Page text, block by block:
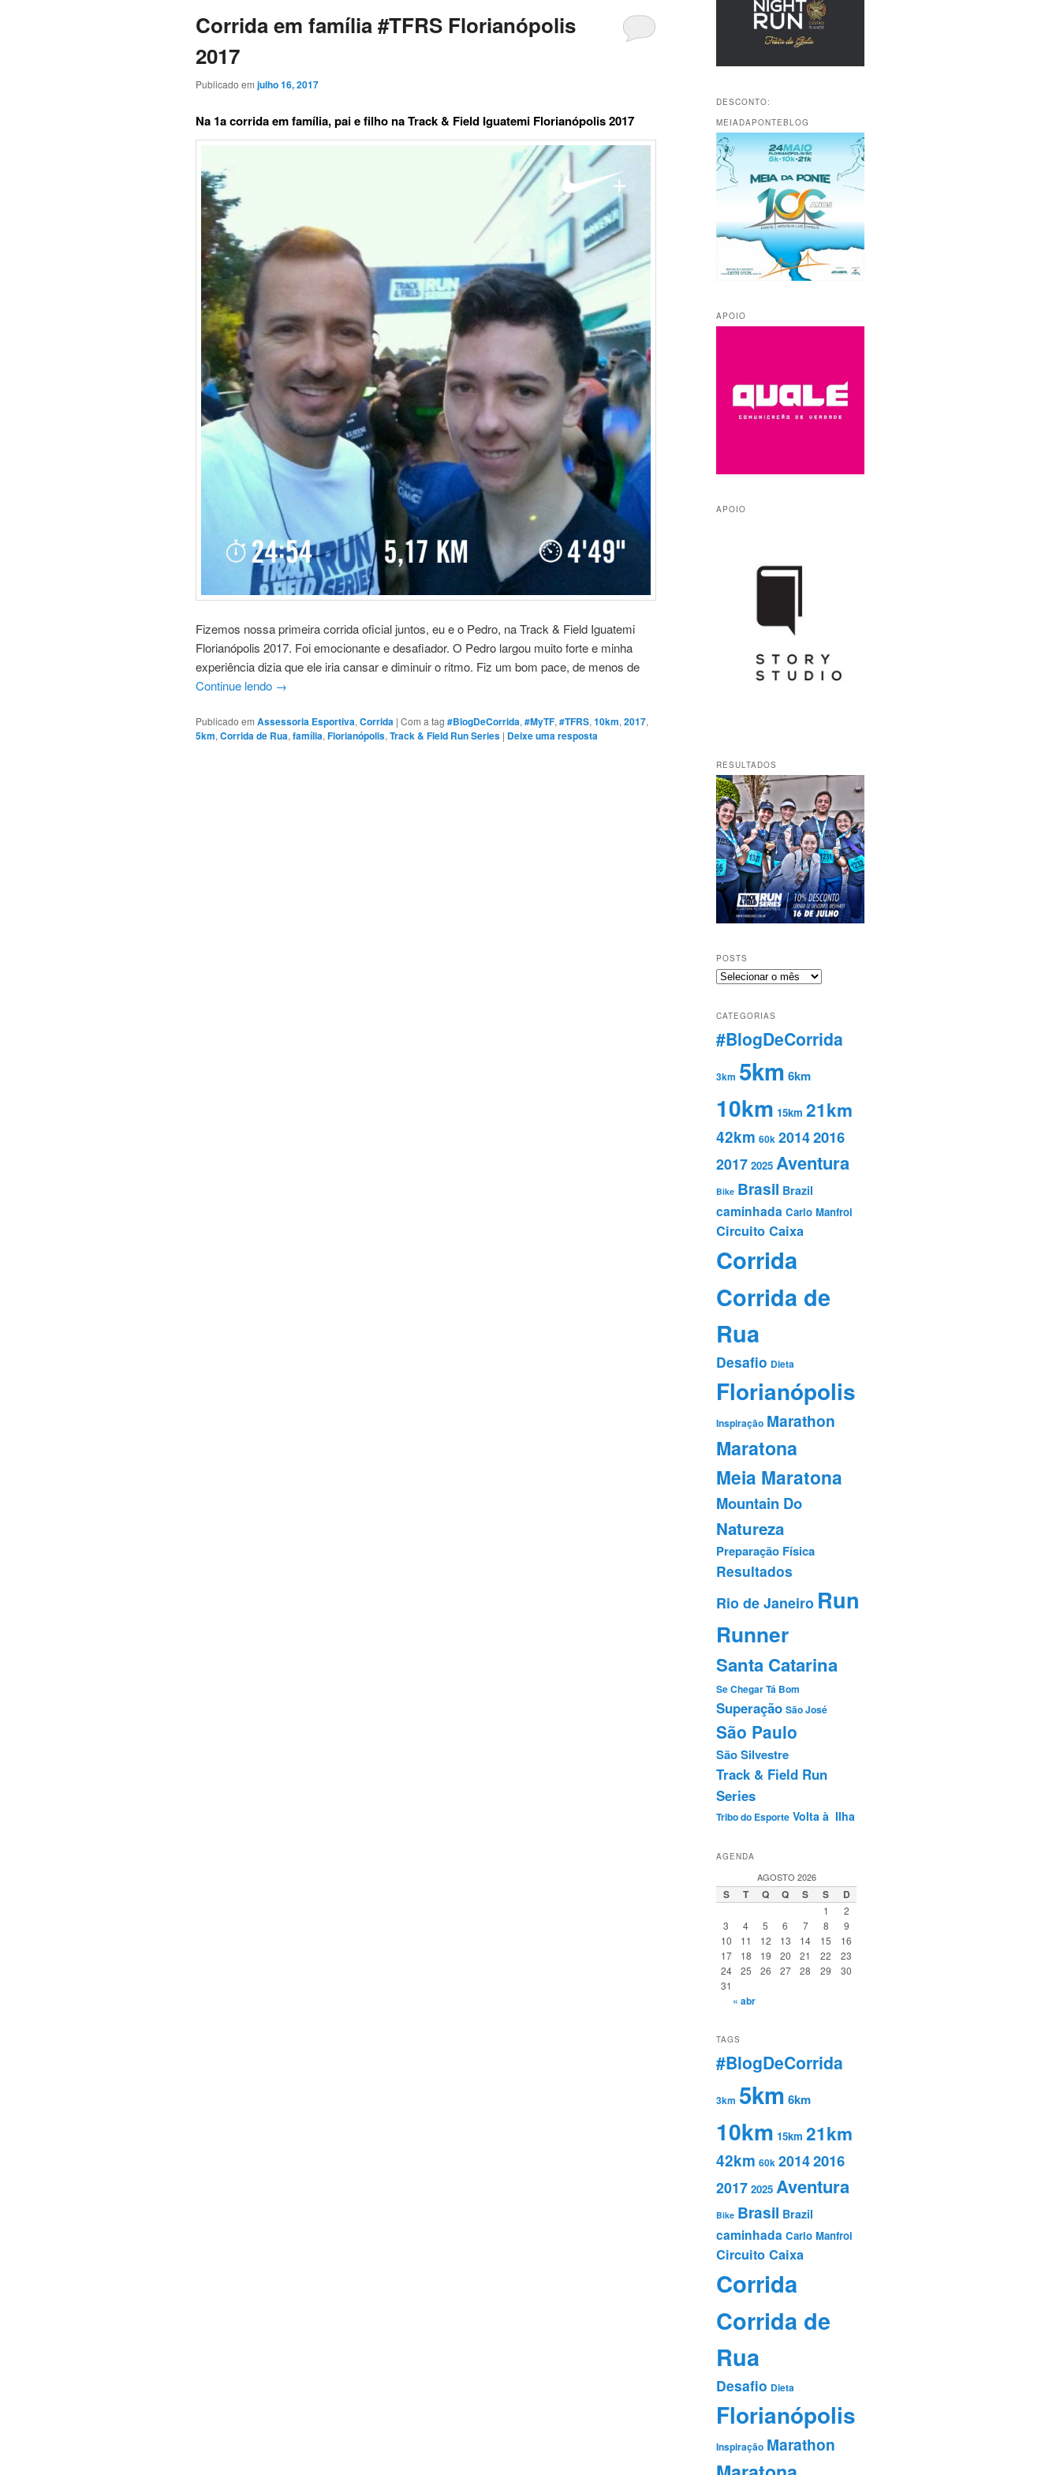
Corrida em família #TFRS Florianópolis
2017
Publicado em julho 16, 2017
Na 1a corrida em família, pai e filho na Track & Field Iguatemi Florianópolis 2017
Fizemos nossa primeira corrida oficial juntos, eu e o Pedro, na Track & Field Iguatemi
Florianópolis 2017. Foi emocionante e desafiador. O Pedro largou muito forte e minha
experiência dizia que ele iria cansar e diminuir o ritmo. Fiz um bom pace, de menos de
Continue lendo →
Publicado em Assessoria Esportiva,Corrida | Com a tag #BlogDeCorrida,#MyTF,#TFRS,10km,2017,
5km,Corrida de Rua,família,Florianópolis,Track & Field Run Series | Deixe uma resposta
DESCONTO:
MEIADAPONTEBLOG
APOIO
APOIO
RESULTADOS
POSTS
Posts
CATEGORIAS
#BlogDeCorrida
3km 5km 6km
10km 15km 21km
42km 60k 20142016
2017 2025 Aventura
Bike Brasil Brazil
caminhada Carlo Manfroi
Circuito Caixa
Corrida
Corrida de
Rua
Desafio Dieta
Florianópolis
Inspiração Marathon
Maratona
Meia Maratona
Mountain Do
Natureza
Preparação Fí­sica
Resultados
Rio de Janeiro Run
Runner
Santa Catarina
Se Chegar Tá Bom
Superação São José
São Paulo
São Silvestre
Track & Field Run
Series
Tribo do Esporte Volta à Ilha
AGENDA
AGOSTO 2026
S T Q Q S S D
1
2
3
4 5 6 7 8
9
10
11 12 13 14 15
16
17
18 19 20 21 22
23
24
25 26 27 28 29
30
31
« abr
TAGS
#BlogDeCorrida
3km 5km 6km
10km 15km 21km
42km 60k 20142016
2017 2025 Aventura
Bike Brasil Brazil
caminhada Carlo Manfroi
Circuito Caixa
Corrida
Corrida de
Rua
Desafio Dieta
Florianópolis
Inspiração Marathon